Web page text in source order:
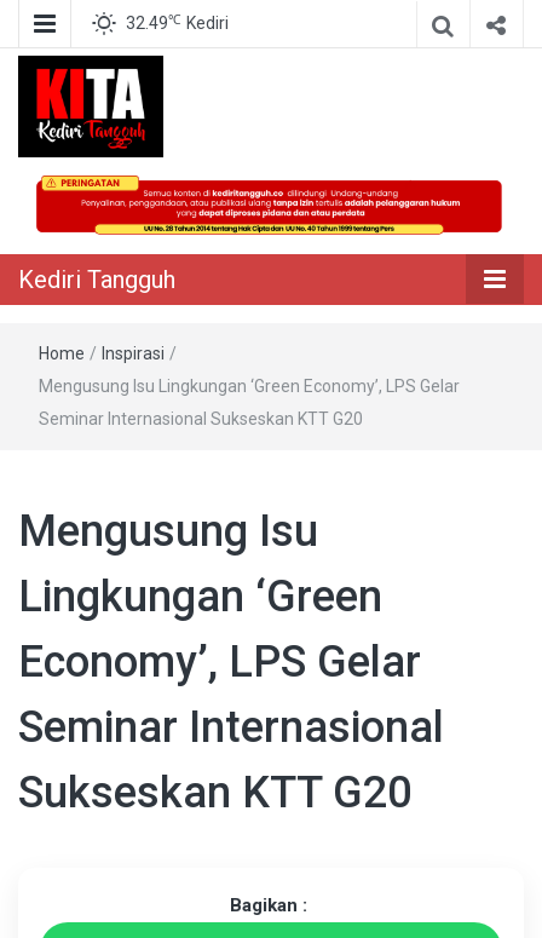
32.49℃ Kediri
Kediri Tangguh
Berita Akurat Terpercaya
Kediri Tangguh
Home / Inspirasi /
Mengusung Isu Lingkungan ‘Green Economy’, LPS Gelar
Seminar Internasional Sukseskan KTT G20
Mengusung Isu
Lingkungan ‘Green
Economy’, LPS Gelar
Seminar Internasional
Sukseskan KTT G20
Bagikan :